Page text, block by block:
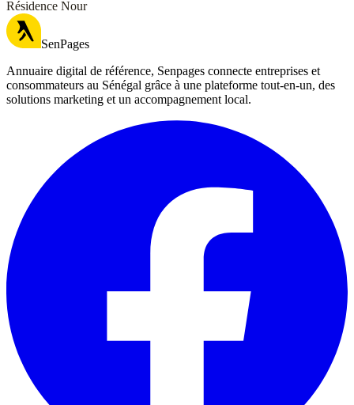
Résidence Nour
SenPages
Annuaire digital de référence, Senpages connecte entreprises et
consommateurs au Sénégal grâce à une plateforme tout-en-un, des
solutions marketing et un accompagnement local.